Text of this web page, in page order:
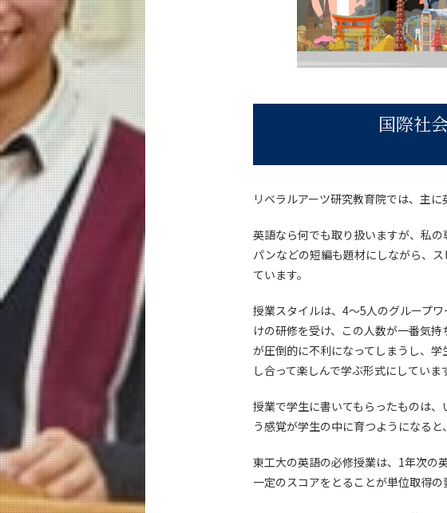
国際社
リベラルアーツ研究教育院では、主に
英語なら何でも取り扱いますが、私
パンなどの短編も題材にしながら、
ています。
授業スタイルは、4～5人のグループ
けの研修を受け、この人数が一番気
が圧倒的に不利になってしまうし、
し合って楽しんで学ぶ形式にしていま
授業で学生に書いてもらったものは
う感覚が学生の中に育つようになると
東工大の英語の必修授業は、1年次の
一定のスコアをとることが単位取得